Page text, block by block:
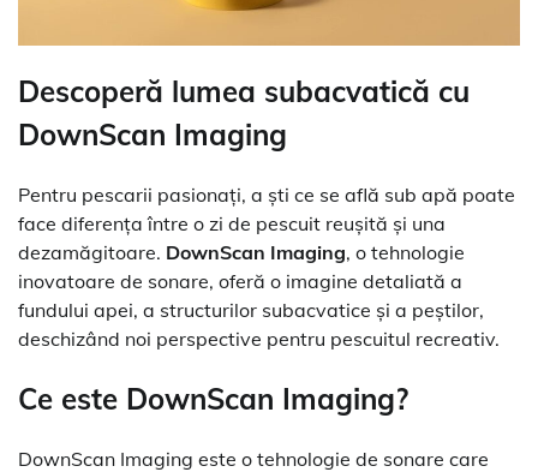
Descoperă lumea subacvatică cu
DownScan Imaging
Pentru pescarii pasionați, a ști ce se află sub apă poate
face diferența între o zi de pescuit reușită și una
dezamăgitoare. DownScan Imaging, o tehnologie
inovatoare de sonare, oferă o imagine detaliată a
fundului apei, a structurilor subacvatice și a peștilor,
deschizând noi perspective pentru pescuitul recreativ.
Ce este DownScan Imaging?
DownScan Imaging este o tehnologie de sonare care